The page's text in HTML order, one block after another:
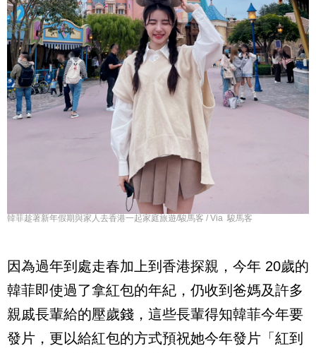
韓菲趁著新年假期與家人去香港一起家庭旅遊/駿馬客 / Via 駿馬客
因為過年到處走春加上到香港探親，今年 20歲的
韓菲即使過了拿紅包的年紀，仍收到爸媽及許多
親戚長輩給的壓歲錢，這些長輩得知韓菲今年要
發片，更以給紅包的方式預祝她今年發片「紅到